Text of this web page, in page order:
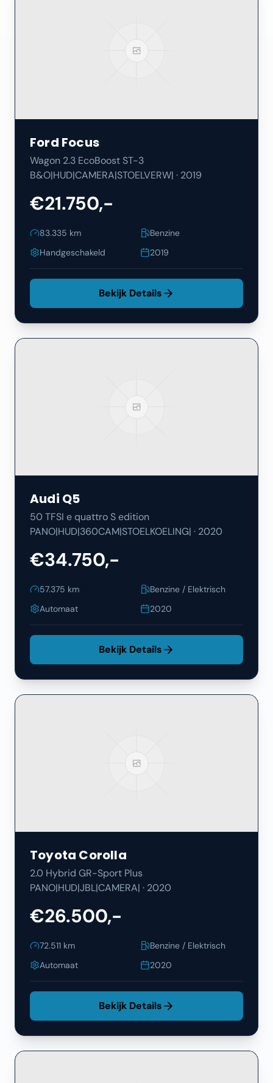
Ford Focus
Wagon 2.3 EcoBoost ST-3
B&O|HUD|CAMERA|STOELVERW| · 2019
€21.750,-
83.335 km
Benzine
Handgeschakeld
2019
Bekijk Details
Audi Q5
50 TFSI e quattro S edition
PANO|HUD|360CAM|STOELKOELING| · 2020
€34.750,-
57.375 km
Benzine / Elektrisch
Automaat
2020
Bekijk Details
Toyota Corolla
2.0 Hybrid GR-Sport Plus
PANO|HUD|JBL|CAMERA| · 2020
€26.500,-
72.511 km
Benzine / Elektrisch
Automaat
2020
Bekijk Details
Filters